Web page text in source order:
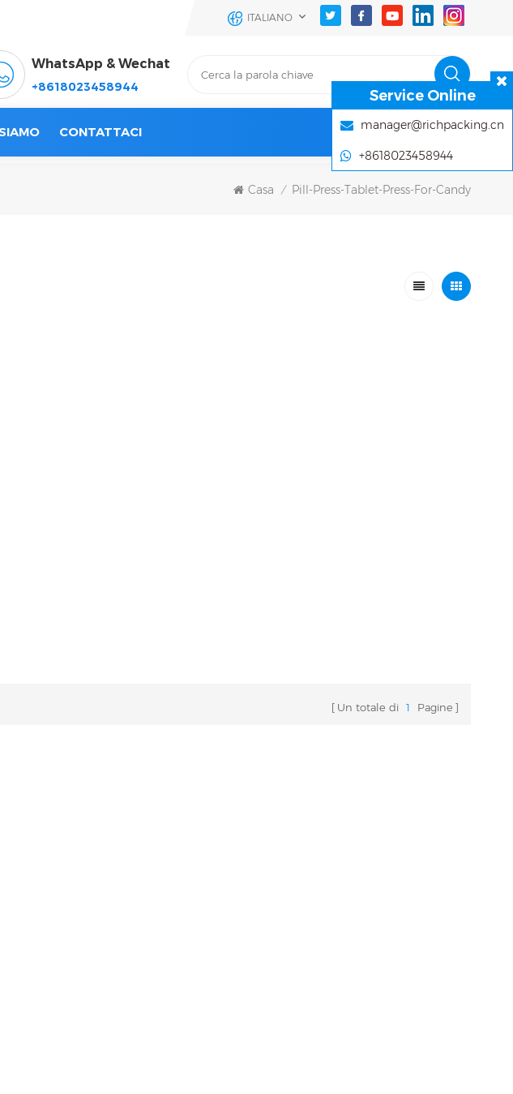
ITALIANO
WhatsApp & Wechat
+8618023458944
CONTATTACI
Casa / Pill-Press-Tablet-Press-For-Candy
Un totale di 1 Pagine
Service Online
manager@richpacking.cn
+8618023458944